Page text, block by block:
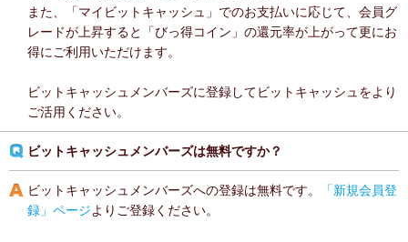
また、「マイビットキャッシュ」でのお支払いに応じて、会員グ
レードが上昇すると「びっ得コイン」の還元率が上がって更にお
得にご利用いただけます。
ビットキャッシュメンバーズに登録してビットキャッシュをより
ご活用ください。
ビットキャッシュメンバーズは無料ですか？
ビットキャッシュメンバーズへの登録は無料です。
「新規会員登
録」ページよりご登録ください。